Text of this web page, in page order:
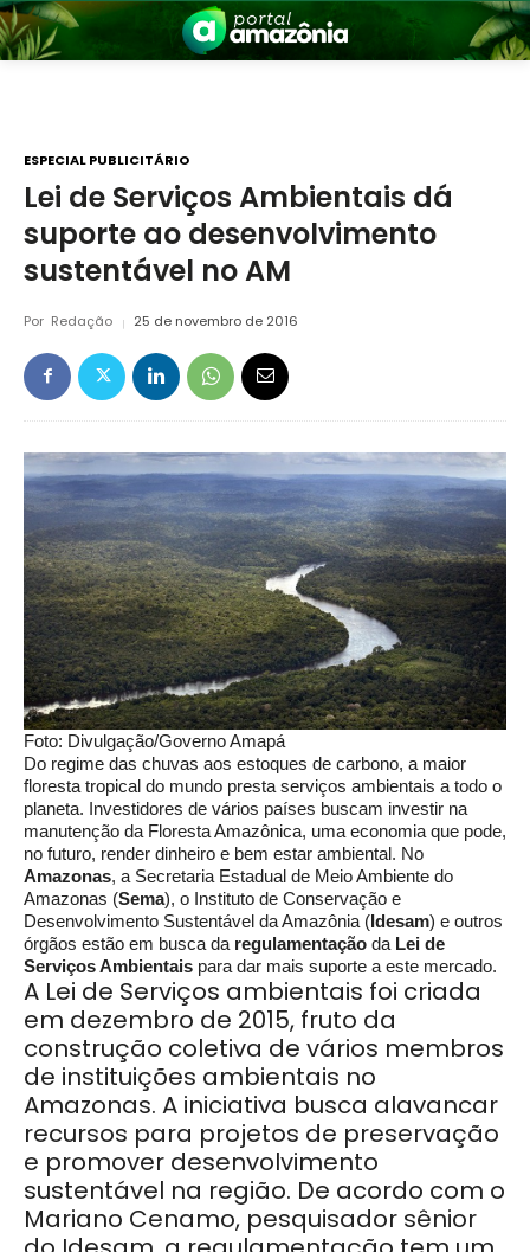
Amazônia
ESPECIAL PUBLICITÁRIO
Lei de Serviços Ambientais dá
suporte ao desenvolvimento
sustentável no AM
Por Redação 25 de novembro de 2016
Foto: Divulgação/Governo Amapá
Do regime das chuvas aos estoques de carbono, a maior
floresta tropical do mundo presta serviços ambientais a todo o
planeta. Investidores de vários países buscam investir na
manutenção da Floresta Amazônica, uma economia que pode,
no futuro, render dinheiro e bem estar ambiental. No
Amazonas, a Secretaria Estadual de Meio Ambiente do
Amazonas (Sema), o Instituto de Conservação e
Desenvolvimento Sustentável da Amazônia (Idesam) e outros
órgãos estão em busca da regulamentação da Lei de
Serviços Ambientais para dar mais suporte a este mercado.
A Lei de Serviços ambientais foi criada
em dezembro de 2015, fruto da
construção coletiva de vários membros
de instituições ambientais no
Amazonas. A iniciativa busca alavancar
recursos para projetos de preservação
e promover desenvolvimento
sustentável na região. De acordo com o
Mariano Cenamo, pesquisador sênior